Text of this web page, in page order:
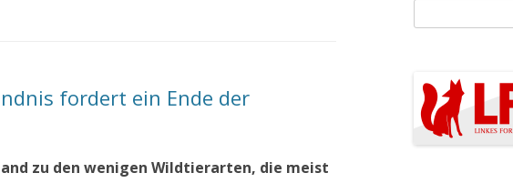
fordert ein Ende der
zu den wenigen Wildtierarten, die meist